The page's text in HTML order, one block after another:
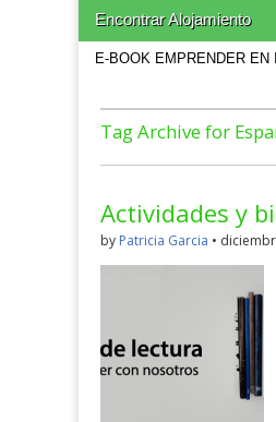
Main menu
Skip to content
Encontrar Alojamiento
E-BOOK EMPRENDER EN
Tag Archive for
Actividades y
by Patricia Garcia •